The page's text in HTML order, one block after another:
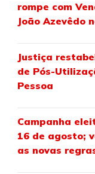
rompe com
João Azevêdo
Justiça
de Pós-
Pessoa
Campanha
16 de agosto;
as novas